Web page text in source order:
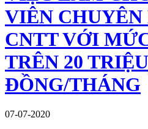
VIÊN CHUYÊN
CNTT VỚI
TRÊN 20 TRIỆU
ĐỒNG/THÁNG
07-07-2020